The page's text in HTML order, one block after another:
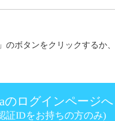
のボタンをクリックするか、
のログインページへ
証IDをお持ちの方のみ)